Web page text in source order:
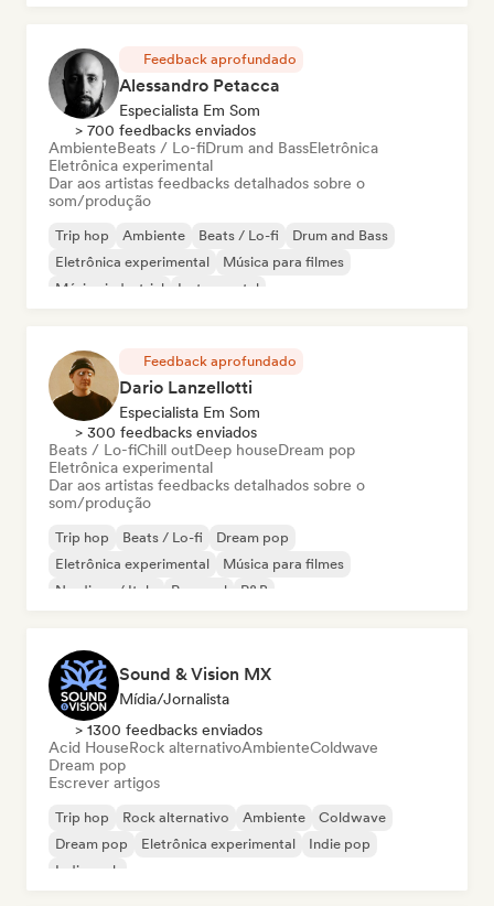
Feedback aprofundado
Alessandro Petacca
Especialista Em Som
> 700 feedbacks enviados
AmbienteBeats / Lo-fiDrum and BassEletrônica
Eletrônica experimental
Dar aos artistas feedbacks detalhados sobre o
som/produção
Trip hop Ambiente Beats / Lo-fi
Drum and Bass
Eletrônica experimental
Música para filmes
Música industrial
Instrumental
Feedback aprofundado
Dario Lanzellotti
Especialista Em Som
> 300 feedbacks enviados
Beats / Lo-fiChill outDeep houseDream pop
Eletrônica experimental
Dar aos artistas feedbacks detalhados sobre o
som/produção
Trip hop Beats / Lo-fi
Dream pop
Eletrônica experimental
Música para filmes
Nu-disco / Italo
Pop soul R&B
Sound & Vision MX
Mídia/Jornalista
> 1300 feedbacks enviados
Acid HouseRock alternativoAmbienteColdwave
Dream pop
Escrever artigos
Trip hop Rock alternativo Ambiente
Coldwave
Dream pop
Eletrônica experimental
Indie pop
Indie rock